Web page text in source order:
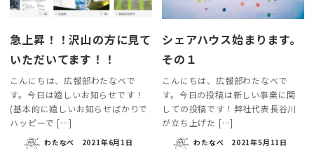
急上昇！！沢山の方に見て
いただいてます！！
こんにちは、広報部わたなべで
す。今日は嬉しいお知らせです！
(基本的に嬉しいお知らせばかりで
ハッピーで […]
わたなべ 2021年6月1日
シェアハウス始まります。
その１
こんにちは、広報部わたなべで
す。今日の投稿は新しい事業に関
しての投稿です！弊社代表長谷川
が立ち上げた […]
わたなべ 2021年5月11日